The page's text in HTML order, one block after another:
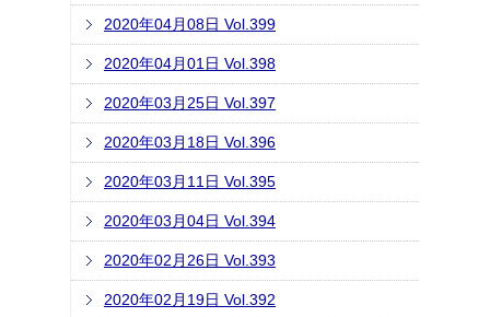
2020年04月08日 Vol.399
2020年04月01日 Vol.398
2020年03月25日 Vol.397
2020年03月18日 Vol.396
2020年03月11日 Vol.395
2020年03月04日 Vol.394
2020年02月26日 Vol.393
2020年02月19日 Vol.392